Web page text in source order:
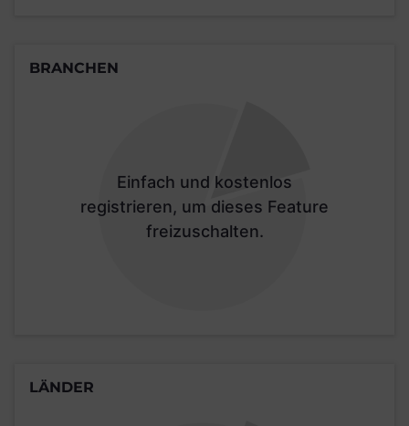
BRANCHEN
Einfach und kostenlos
registrieren, um dieses Feature
freizuschalten.
LÄNDER